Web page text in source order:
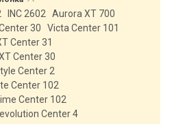
INC 2602
Aurora XT 700
30
Victa Center 101
Center 31
Center 30
Center 2
Center 102
Center 102
Center 4